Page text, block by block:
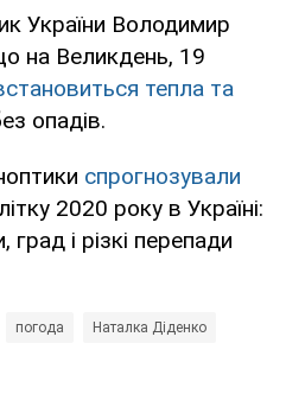
України Володимир
на Великдень, 19
тепла та
опадів.
спрогнозували
2020 року в Україні:
град і різкі перепади
погода Наталка Діденко